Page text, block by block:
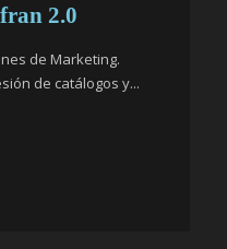
2.0
de Marketing.
de catálogos y...